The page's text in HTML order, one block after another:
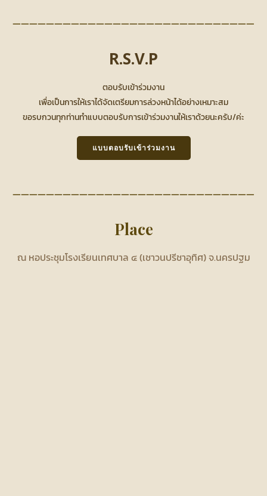
—————————————————————————————
R.S.V.P
ตอบรับเข้าร่วมงาน
เพื่อเป็นการให้เราได้จัดเตรียมการล่วงหน้าได้อย่างเหมาะสม
ขอรบกวนทุกท่านทำแบบตอบรับการเข้าร่วมงานให้เราด้วยนะครับ/ค่ะ
แบบตอบรับเข้าร่วมงาน
—————————————————————————————
Place
ณ หอประชุมโรงเรียนเทศบาล ๔ (เชาวนปรีชาอุทิศ) จ.นครปฐม